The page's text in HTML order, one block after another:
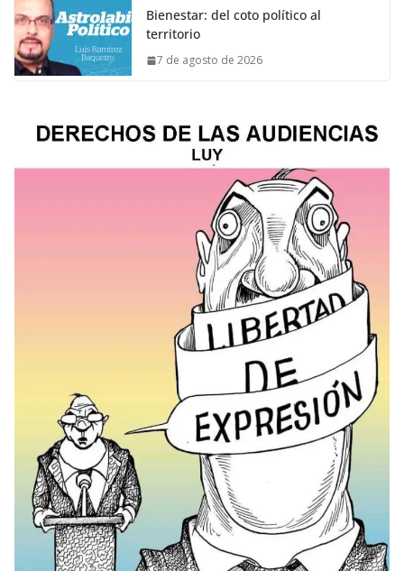
Bienestar: del coto político al
territorio
7 de agosto de 2026